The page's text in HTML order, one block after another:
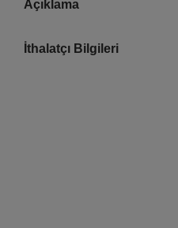
Açıklama
İthalatçı Bilgileri